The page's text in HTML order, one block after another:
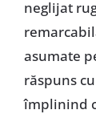
neglijat
asumate
răspuns
împlinind